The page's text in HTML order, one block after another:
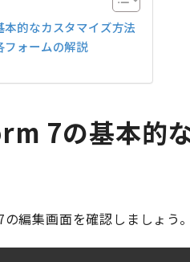
的なカスタマイズ方法
ォームの解説
7の基本的
編集画面を確認しましょう。